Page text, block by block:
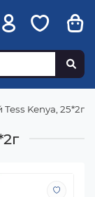
Kenya, 25*2г